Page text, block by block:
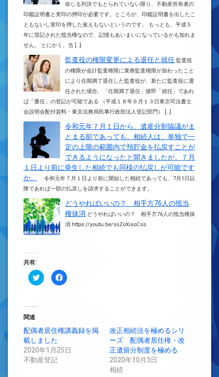
命じる判決でもとられていない限り、不動産所有者の
印鑑証明書と実印の押印が必要です。ところが、印鑑証明書を出したこ
ともないし実印を押した覚えもないというのです。 もっとも、平成５
年に登記された抵当権なので、記憶もあいまいになっているかも知れま
せん。 とにかく、当 […]
監査役の権限変更による退任と就任 監査役
の権限が会計監査権限に業務監査権限が加わったこと
により任期満了退任した監査役が、新たに監査役に選
任された場合、「任期満了退任」後即「就任」であれ
ば「重任」の登記が可能である （平成１８年６月１３日東京司法書士
会説明会配付資料・東京法務局民事行政部法人登記部門） […]
令和元年７月１日から、遺産分割協議がま
とまる前であっても、相続人は、単独で一
定の上限の範囲内で預貯金を払戻すことが
できるようになったと聞きましたが、７月
１日より前に発生した相続でも同様の払戻しが可能です
か。
令和元年７月１日より前に開始した相続であっても、7月1日以
降であれば一部の払戻しを請求することができます。
どうやればいいの？ 相手方76人の抵当
権抹消 どうやればいいの？ 相手方76人の抵当権抹
消 https://youtu.be/ssZoXisoCss
共有:
ク
リ
有
(新
し
い
ウ
ィ
ン
Facebook
で
リ
ッ
し
て
関連
配偶者居住権講義録を掲
載しました
2020年1月25日
不動産登記
改正相続法を極めるシリ
ーズ 配偶者居住権・改
正遺留分制度を極める
2020年10月3日
相続